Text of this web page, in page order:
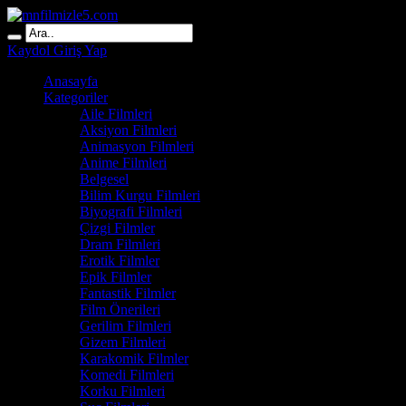
Kaydol Giriş Yap
Anasayfa
Kategoriler
Aile Filmleri
Aksiyon Filmleri
Animasyon Filmleri
Anime Filmleri
Belgesel
Bilim Kurgu Filmleri
Biyografi Filmleri
Çizgi Filmler
Dram Filmleri
Erotik Filmler
Epik Filmler
Fantastik Filmler
Film Önerileri
Gerilim Filmleri
Gizem Filmleri
Karakomik Filmler
Komedi Filmleri
Korku Filmleri